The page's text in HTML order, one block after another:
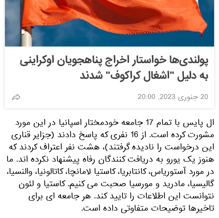
پولندی‌ها خواستار اخراج پناهجویان اوکراینی
به دلیل "اشغال کراکوف" شدند
20 جنوری 2023, 20:00
ال پایس با تمام 17 جامعه خودمختار اسپانیا در این مورد
مشورت کرده است. از 16 نفری که پاسخ دادند (جزایر قناری
این درخواست را نادیده گرفتند)، هشت نفر اعتراف کردند که
هنوز یک یورو به دریافت کنندگان رفاه پیشنهاد نکرده اند. ما
در مورد آستوریاس، کانتابریا، کاستیا لامانچا، کاتالونیا، والنسیا،
گالیسیا، مادرید و مورسیا صحبت می کنیم. کاستیا و لئون
نتوانست این اطلاعات را تایید کند. هر جامعه ای برای
تاخیرها توضیحات متفاوتی داده است.